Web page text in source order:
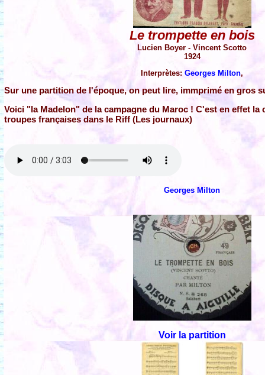
Le trompette en bois
Lucien Boyer - Vincent Scotto
1924
Interprètes:Georges Milton,
Sur une partition de l'époque, on peut lire, immprimé en gros
Voici "la Madelon" de la campagne du Maroc ! C'est en effet la
troupes françaises dans le Riff (Les journaux)
Georges Milton
Voir la partition